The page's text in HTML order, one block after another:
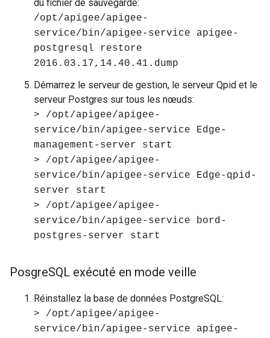
du fichier de sauvegarde:
/opt/apigee/apigee-
service/bin/apigee-service apigee-
postgresql restore
2016.03.17,14.40.41.dump
Démarrez le serveur de gestion, le serveur Qpid et le
serveur Postgres sur tous les nœuds:
> /opt/apigee/apigee-
service/bin/apigee-service Edge-
management-server start
> /opt/apigee/apigee-
service/bin/apigee-service Edge-qpid-
server start
> /opt/apigee/apigee-
service/bin/apigee-service bord-
postgres-server start
PosgreSQL exécuté en mode veille
Réinstallez la base de données PostgreSQL:
> /opt/apigee/apigee-
service/bin/apigee-service apigee-